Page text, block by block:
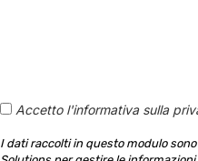
Accetto l'informativa sulla
I dati raccolti in questo modulo